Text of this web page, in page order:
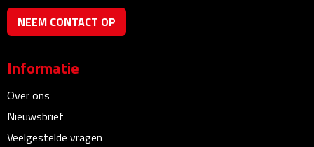
Plastic bekers
Reisbekers
Thermosbekers
Drinkflessen
NEEM CONTACT OP
Informatie
Over ons
Nieuwsbrief
Veelgestelde vragen